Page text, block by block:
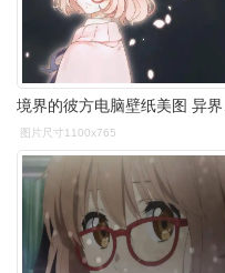
图片尺寸1100x765